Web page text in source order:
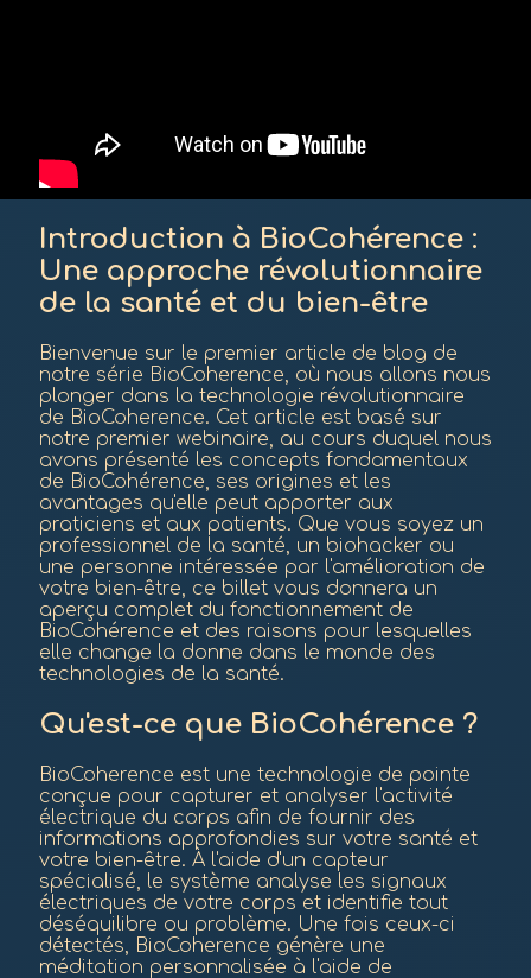
Introduction à BioCohérence :
Une approche révolutionnaire
de la santé et du bien-être
Bienvenue sur le premier article de blog de
notre série BioCoherence, où nous allons nous
plonger dans la technologie révolutionnaire
de BioCoherence. Cet article est basé sur
notre premier webinaire, au cours duquel nous
avons présenté les concepts fondamentaux
de BioCohérence, ses origines et les
avantages qu'elle peut apporter aux
praticiens et aux patients. Que vous soyez un
professionnel de la santé, un biohacker ou
une personne intéressée par l'amélioration de
votre bien-être, ce billet vous donnera un
aperçu complet du fonctionnement de
BioCohérence et des raisons pour lesquelles
elle change la donne dans le monde des
technologies de la santé.
Qu'est-ce que BioCohérence ?
BioCoherence est une technologie de pointe
conçue pour capturer et analyser l'activité
électrique du corps afin de fournir des
informations approfondies sur votre santé et
votre bien-être. À l'aide d'un capteur
spécialisé, le système analyse les signaux
électriques de votre corps et identifie tout
déséquilibre ou problème. Une fois ceux-ci
détectés, BioCoherence génère une
méditation personnalisée à l'aide de